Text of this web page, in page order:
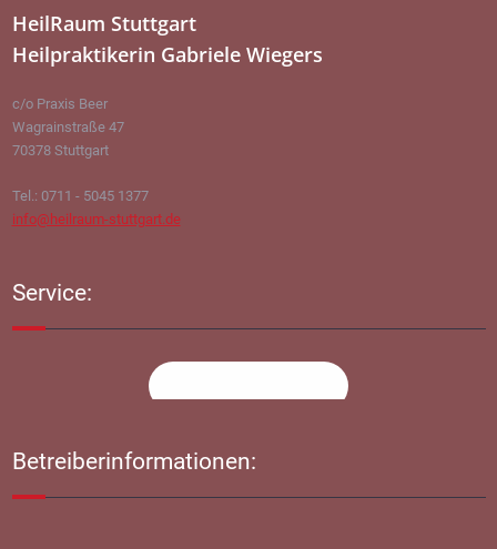
HeilRaum Stuttgart
Heilpraktikerin Gabriele Wiegers
c/o Praxis Beer
Wagrainstraße 47
70378 Stuttgart
Tel.: 0711 - 5045 1377
info@heilraum-stuttgart.de
Service:
Betreiberinformationen: